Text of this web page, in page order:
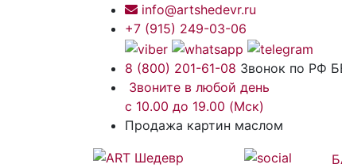
info@artshedevr.ru
+7 (915) 249-03-06
8 (800) 201-61-08 Звонок по РФ
Звоните в любой день
с 10.00 до 19.00 (Мск)
Продажа картин маслом